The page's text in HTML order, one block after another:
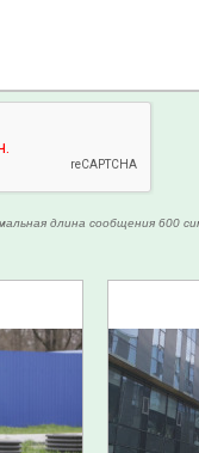
длина сообщения 600